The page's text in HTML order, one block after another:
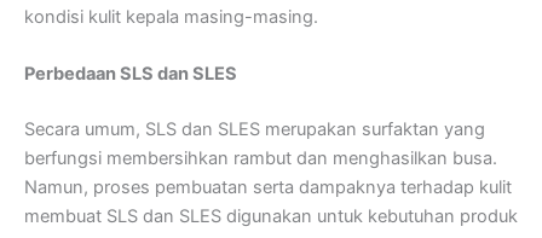
kondisi kulit kepala masing-masing.
Perbedaan SLS dan SLES
Secara umum, SLS dan SLES merupakan surfaktan yang
berfungsi membersihkan rambut dan menghasilkan busa.
Namun, proses pembuatan serta dampaknya terhadap kulit
membuat SLS dan SLES digunakan untuk kebutuhan produk